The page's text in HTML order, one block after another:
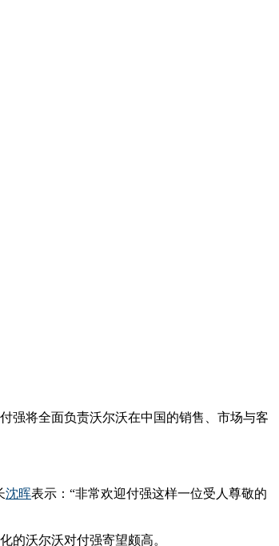
强将全面负责沃尔沃在中国的销售、市场与客
沈晖表示：“非常欢迎付强这样一位受人尊敬的
的沃尔沃对付强寄望颇高。